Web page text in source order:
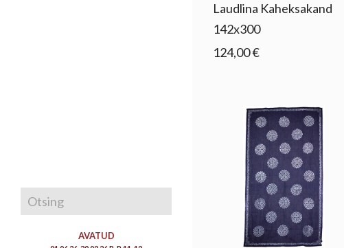
Laudlina Kaheksakand
142x300
124,00 €
AVATUD